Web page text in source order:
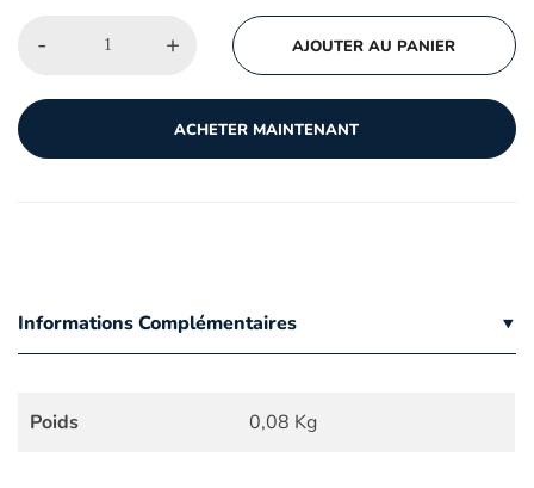
- + AJOUTER AU PANIER
ACHETER MAINTENANT
Informations Complémentaires
Poids 0,08 Kg